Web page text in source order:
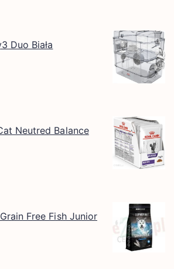
Duo Biała
Neutred Balance
Free Fish Junior